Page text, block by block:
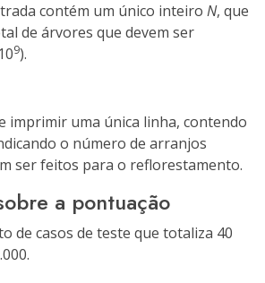
contém um único inteiro N, que
de árvores que devem ser
9).
imprimir uma única linha, contendo
o número de arranjos
ser feitos para o reflorestamento.
a pontuação
de casos de teste que totaliza 40